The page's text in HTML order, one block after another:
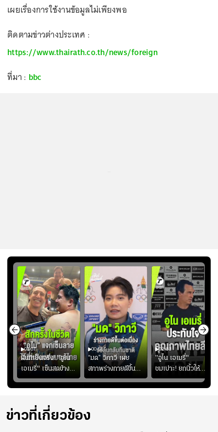
เผยเรื่องการใช้งานข้อมูลไม่เพียงพอ
ติดตามข่าวต่างประเทศ :
https://www.thairath.co.th/news/foreign
ที่มา : bbc
01:07
ฝันที่เป็นจริง! "อูไน
เอเมรี่" เซ็นสดข้าง
รอยสักบนแผ่นหลัง
"คุณเต๊ะ" แฟนพันธุ์
00:51
“มด” วิภาวี เผย
สภาพร่างกายดีขึ้น
อย่างต่อเนื่อง พร้อม
พยายามลงสนามให้
ความมั่นใจ
02:33
"อูไน เอเมรี่"
ชมเปาะ! ยกนิ้วให้
แท็กติกบีจี แฮปปี้
สุดๆ กับการเยือนไทย
ข่าวที่เกี่ยวข้อง